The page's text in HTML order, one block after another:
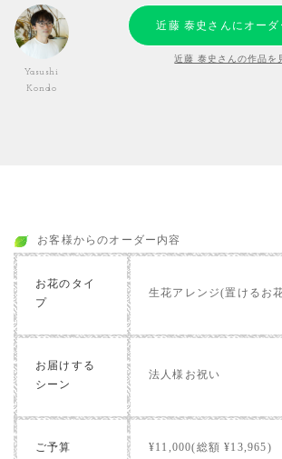
Yasushi
Kondo
近藤 泰史さんにオーダ
近藤 泰史さんの作品を
お客様からのオーダー内容
お花のタイ
プ
生花アレンジ(置けるお
お届けする
シーン
法人様お祝い
ご予算 ¥11,000(総額 ¥13,965)